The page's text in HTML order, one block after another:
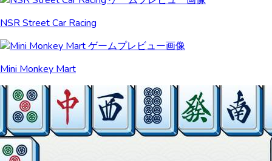
NSR Street Car Racing
Mini Monkey Mart